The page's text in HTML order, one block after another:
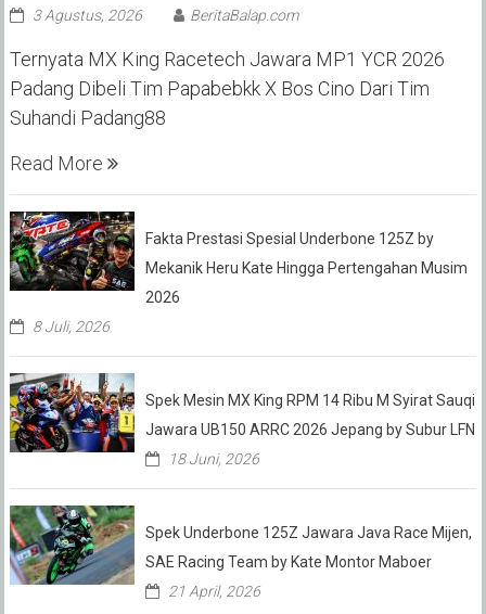
3 Agustus, 2026 BeritaBalap.com
Ternyata MX King Racetech Jawara MP1 YCR 2026
Padang Dibeli Tim Papabebkk X Bos Cino Dari Tim
Suhandi Padang88
Read More
Fakta Prestasi Spesial Underbone 125Z by
Mekanik Heru Kate Hingga Pertengahan Musim
2026
8 Juli, 2026
Spek Mesin MX King RPM 14 Ribu M Syirat Sauqi
Jawara UB150 ARRC 2026 Jepang by Subur LFN
18 Juni, 2026
Spek Underbone 125Z Jawara Java Race Mijen,
SAE Racing Team by Kate Montor Maboer
21 April, 2026